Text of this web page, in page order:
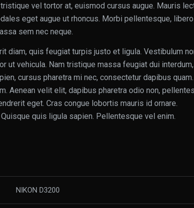
vel tortor at, euismod cursus augue. Mauris
eget augue ut rhoncus. Morbi pellentesque,
sem nec neque.
diam, quis feugiat turpis justo et ligula. Vestibulum
ut vehicula. Nam tristique massa feugiat dui interdum,
cursus pharetra mi nec, consectetur dapibus quam.
Aenean velit elit, dapibus pharetra odio non,
eget. Cras congue lobortis mauris id ornare.
quis ligula sapien. Pellentesque vel enim.
NIKON D3200